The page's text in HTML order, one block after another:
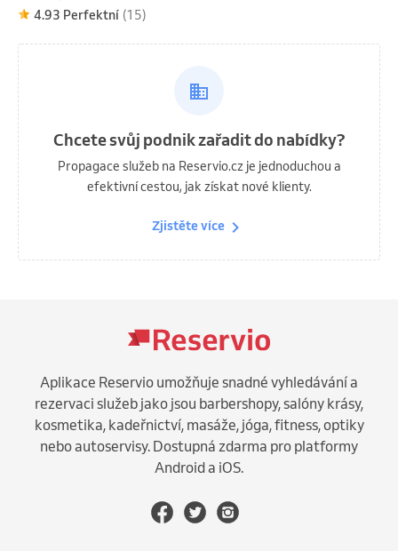
4.93 Perfektní (15)
Chcete svůj podnik zařadit do nabídky?
Propagace služeb na Reservio.cz je jednoduchou a
efektivní cestou, jak získat nové klienty.
Zjistěte více
Aplikace Reservio umožňuje snadné vyhledávání a
rezervaci služeb jako jsou barbershopy, salóny krásy,
kosmetika, kadeřnictví, masáže, jóga, fitness, optiky
nebo autoservisy. Dostupná zdarma pro platformy
Android a iOS.